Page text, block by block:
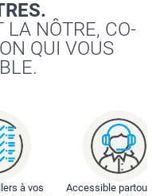
LA NÔTRE, CO-
QUI VOUS
à vos
Accessible partout :